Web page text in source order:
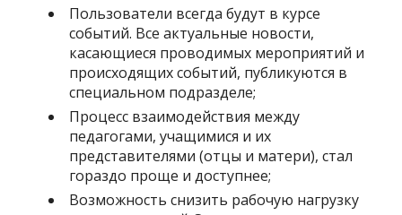
Пользователи всегда будут в курсе
событий. Все актуальные новости,
касающиеся проводимых мероприятий и
происходящих событий, публикуются в
специальном подразделе;
Процесс взаимодействия между
педагогами, учащимися и их
представителями (отцы и матери), стал
гораздо проще и доступнее;
Возможность снизить рабочую нагрузку